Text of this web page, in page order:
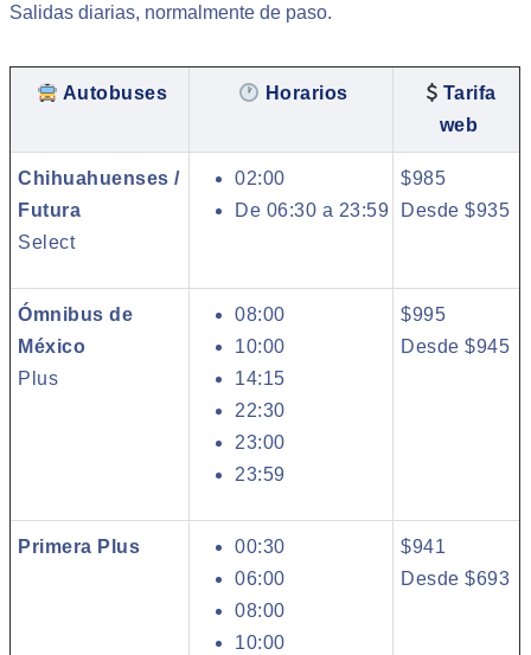
Salidas diarias, normalmente de paso.
Autobuses Horarios
Tarifa
web
Chihuahuenses /
Futura
Select
02:00
De 06:30 a 23:59
$985
Desde $935
Ómnibus de
México
Plus
08:00
10:00
14:15
22:30
23:00
23:59
$995
Desde $945
Primera Plus
00:30
06:00
08:00
10:00
$941
Desde $693